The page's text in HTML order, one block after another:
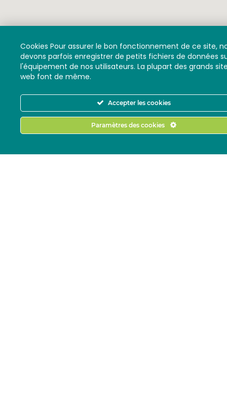
Cookies Pour assurer le bon fonctionnement de ce site,
devons parfois enregistrer de petits fichiers de données
l'équipement de nos utilisateurs. La plupart des grands
web font de même.
Accepter les cookies
Paramètres des cookies